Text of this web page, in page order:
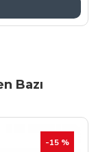
Bazı
YENI